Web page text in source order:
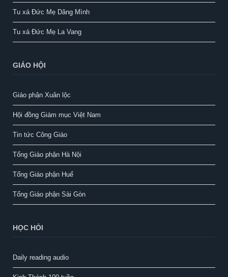
Tu xá Đức Mẹ Dâng Mình
Tu xá Đức Mẹ La Vang
GIÁO HỘI
Giáo phận Xuân lộc
Hội đồng Giám mục Việt Nam
Tin tức Công Giáo
Tổng Giáo phận Hà Nội
Tổng Giáo phận Huế
Tổng Giáo phận Sài Gòn
HỌC HỎI
Daily reading audio